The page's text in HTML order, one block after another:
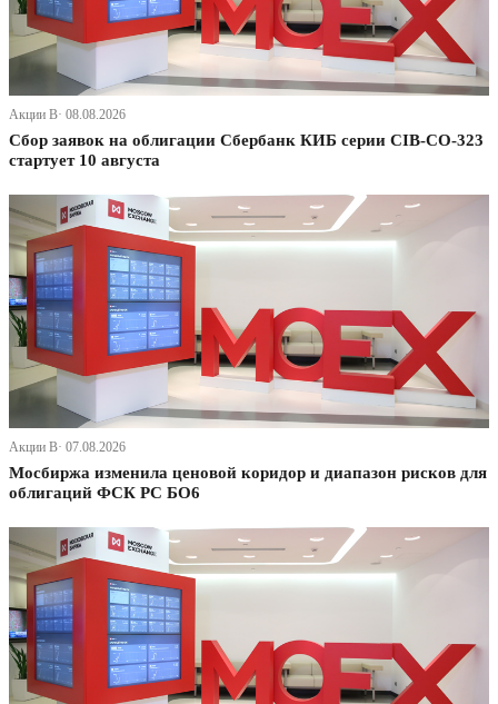
Акции В· 08.08.2026
Сбор заявок на облигации Сбербанк КИБ серии CIB-CO-323
стартует 10 августа
Акции В· 07.08.2026
Мосбиржа изменила ценовой коридор и диапазон рисков для
облигаций ФСК РС БО6